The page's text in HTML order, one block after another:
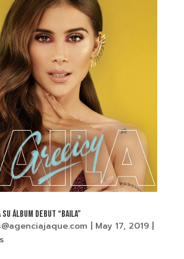
ÁLBUM DEBUT “BAILA”
May 17, 2019|